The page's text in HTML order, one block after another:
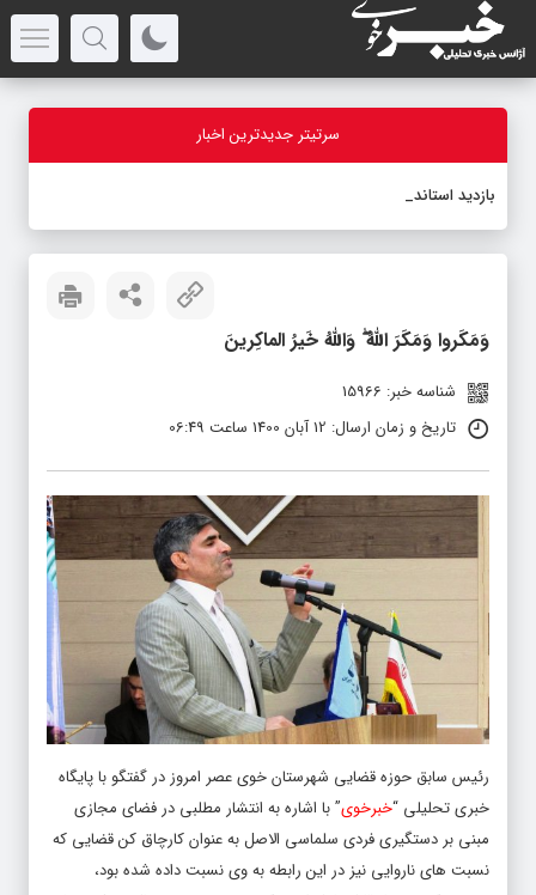
سرتیتر جدیدترین اخبار
بازدید استاندار آذر
وَمَکَروا وَمَکَرَ اللَّهُ ۖ وَاللَّهُ خَیرُ الماکِرینَ
شناسه خبر: 15966
تاریخ و زمان ارسال: 12 آبان 1400 ساعت 06:49
رئیس سابق حوزه قضایی شهرستان خوی عصر امروز در گفتگو با پایگاه
خبری تحلیلی “خبرخوی” با اشاره به انتشار مطلبی در فضای مجازی
مبنی بر دستگیری فردی سلماسی الاصل به عنوان کارچاق کن قضایی که
نسبت های ناروایی نیز در این رابطه به وی نسبت داده شده بود،